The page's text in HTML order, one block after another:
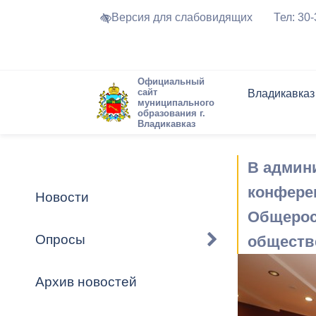
Версия для слабовидящих Тел:
Официальный
сайт
муниципального
образования г.
Владикавказ
Владикавказ
Устав
Города-
городского
Торги и
Программа
Формы
Обратная
Комиссии
График
Новостная
Актуально
Новости
Опросы
Архив новостей
В